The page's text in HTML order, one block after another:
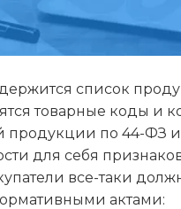
список
товарные коды и
продукции по 44-ФЗ
для себя
все-таки
актами: